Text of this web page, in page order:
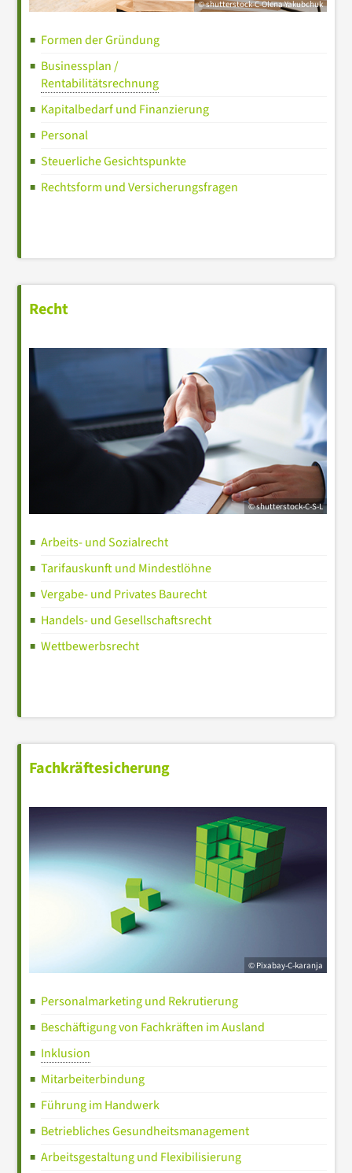
© shutterstock-C-Olena-Yakubchuk
Formen der Gründung
Businessplan /
Rentabilitätsrechnung
Kapitalbedarf und Finanzierung
Personal
Steuerliche Gesichtspunkte
Rechtsform und Versicherungsfragen
Recht
© shutterstock-C-S-L
Arbeits- und Sozialrecht
Tarifauskunft und Mindestlöhne
Vergabe- und Privates Baurecht
Handels- und Gesellschaftsrecht
Wettbewerbsrecht
Fachkräftesicherung
© Pixabay-C-karanja
Personalmarketing und Rekrutierung
Beschäftigung von Fachkräften im Ausland
Inklusion
Mitarbeiterbindung
Führung im Handwerk
Betriebliches Gesundheitsmanagement
Arbeitsgestaltung und Flexibilisierung